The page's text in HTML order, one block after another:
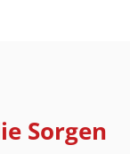
Sorgen